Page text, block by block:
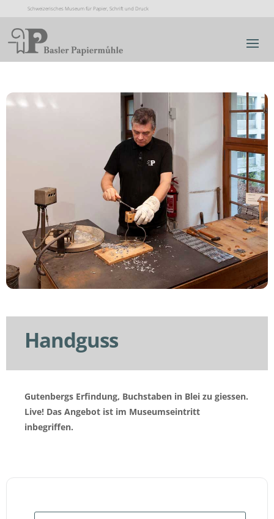
Schweizerisches Museum für Papier, Schrift und Druck
Handguss
Gutenbergs Erfindung, Buchstaben in Blei zu giessen.
Live! Das Angebot ist im Museumseintritt
inbegriffen.